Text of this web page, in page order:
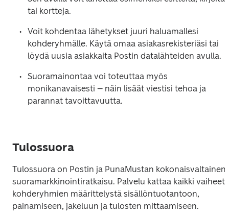
tai kortteja.
Voit kohdentaa lähetykset juuri haluamallesi
kohderyhmälle. Käytä omaa asiakasrekisteriäsi tai
löydä uusia asiakkaita Postin datalähteiden avulla.
Suoramainontaa voi toteuttaa myös
monikanavaisesti – näin lisäät viestisi tehoa ja
parannat tavoittavuutta.
Tulossuora
Tulossuora on Postin ja PunaMustan kokonaisvaltainen
suoramarkkinointiratkaisu. Palvelu kattaa kaikki vaiheet
kohderyhmien määrittelystä sisällöntuotantoon,
painamiseen, jakeluun ja tulosten mittaamiseen.